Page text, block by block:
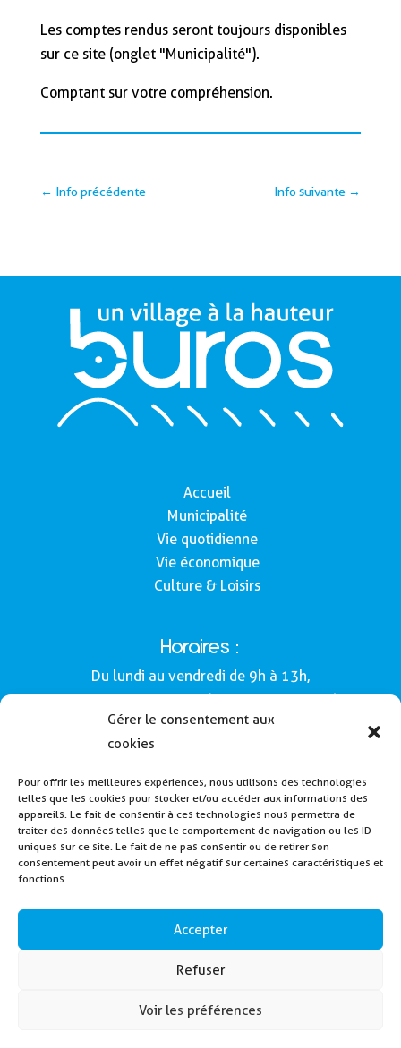
Gérer le consentement aux
cookies
Pour offrir les meilleures expériences, nous utilisons des technologies
telles que les cookies pour stocker et/ou accéder aux informations des
appareils. Le fait de consentir à ces technologies nous permettra de
traiter des données telles que le comportement de navigation ou les ID
uniques sur ce site. Le fait de ne pas consentir ou de retirer son
consentement peut avoir un effet négatif sur certaines caractéristiques et
fonctions.
Accepter
Refuser
Voir les préférences
Les comptes rendus seront toujours disponibles
sur ce site (onglet "Municipalité").
Comptant sur votre compréhension.
← Info précédente Info suivante →
Accueil
Municipalité
Vie quotidienne
Vie économique
Culture & Loisirs
Horaires :
Du lundi au vendredi de 9h à 13h,
le samedi de 9h à 12h (Semaines impaires).
160, route de Morlàas
64160 - Buros
Tél : 05 59 62 54 49
Inscription alerte SMS
Contactez nous
2024 – Mairie de Buros – Créé en collaboration